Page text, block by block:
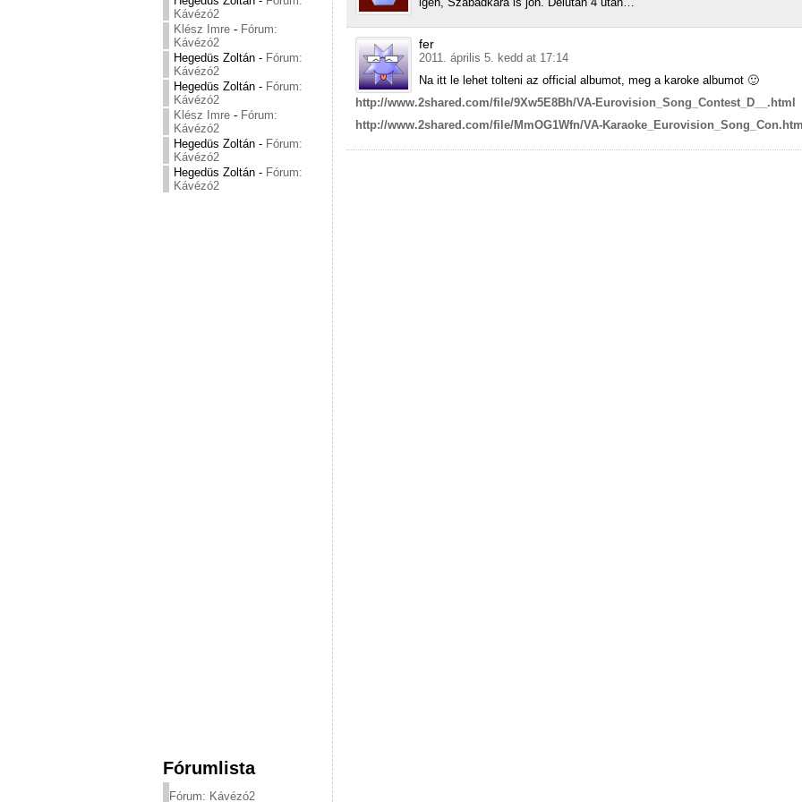
Kávézó2
Klész Imre - Fórum:
Kávézó2
Hegedüs Zoltán - Fórum:
Kávézó2
Hegedüs Zoltán - Fórum:
Kávézó2
Klész Imre - Fórum:
Kávézó2
Hegedüs Zoltán - Fórum:
Kávézó2
Hegedüs Zoltán - Fórum:
Kávézó2
Fórumlista
Fórum: Kávézó2
fer
2011. április 5. kedd at 17:14
Na itt le lehet tolteni az official albumot, meg a karoke albumot 🙂
http://www.2shared.com/file/9Xw5E8Bh/VA-Eurovision_Song_Contest_D__.html
http://www.2shared.com/file/MmOG1Wfn/VA-